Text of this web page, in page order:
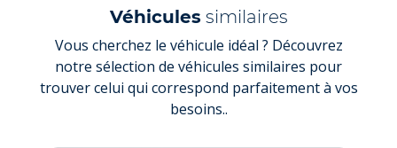
Véhiculessimilaires
Vous cherchez le véhicule idéal ? Découvrez
notre sélection de véhicules similaires pour
trouver celui qui correspond parfaitement à vos
besoins..